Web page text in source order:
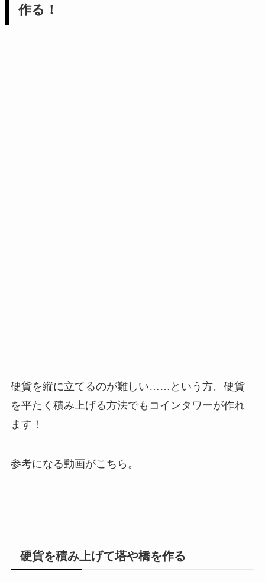
作る！
硬貨を縦に立てるのが難しい……という方。硬貨
を平たく積み上げる方法でもコインタワーが作れ
ます！
参考になる動画がこちら。
硬貨を積み上げて塔や橋を作る